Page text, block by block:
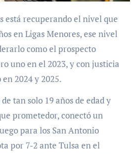
en Ligas Menores, ese nivel
como el prospecto
uno en el 2023, y con justicia
2024 y 2025.
tan solo 19 años de edad y
prometedor, conectó un
para los San Antonio
por 7-2 ante Tulsa en el